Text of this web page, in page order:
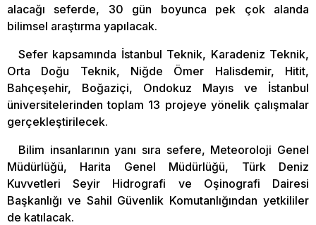
alacağı seferde, 30 gün boyunca pek çok alanda
bilimsel araştırma yapılacak.
Sefer kapsamında İstanbul Teknik, Karadeniz Teknik,
Orta Doğu Teknik, Niğde Ömer Halisdemir, Hitit,
Bahçeşehir, Boğaziçi, Ondokuz Mayıs ve İstanbul
üniversitelerinden toplam 13 projeye yönelik çalışmalar
gerçekleştirilecek.
Bilim insanlarının yanı sıra sefere, Meteoroloji Genel
Müdürlüğü, Harita Genel Müdürlüğü, Türk Deniz
Kuvvetleri Seyir Hidrografi ve Oşinografi Dairesi
Başkanlığı ve Sahil Güvenlik Komutanlığından yetkililer
de katılacak.